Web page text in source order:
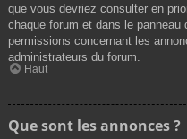
que vous devriez consulter en
chaque forum et dans le panneau
permissions concernant les
administrateurs du forum.
Haut
Que sont les annonces ?